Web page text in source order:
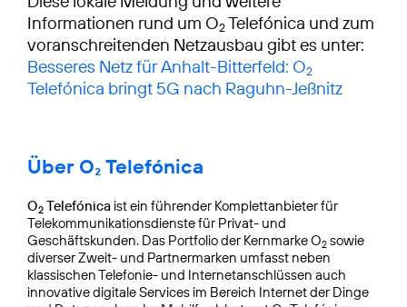
Informationen rund um O2Telefónica und zum
voranschreitenden Netzausbau gibt es unter:
Besseres Netz für Anhalt-Bitterfeld: O2
Telefónica bringt 5G nach Raguhn-Jeßnitz
Über O₂ Telefónica
O2 Telefónica ist ein führender Komplettanbieter für
Telekommunikationsdienste für Privat- und
Geschäftskunden. Das Portfolio der Kernmarke O2 sowie
diverser Zweit- und Partnermarken umfasst neben
klassischen Telefonie- und Internetanschlüssen auch
innovative digitale Services im Bereich Internet der Dinge